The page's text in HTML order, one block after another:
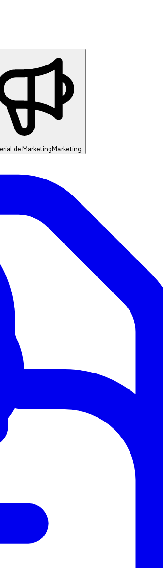
de MarketingMarketing